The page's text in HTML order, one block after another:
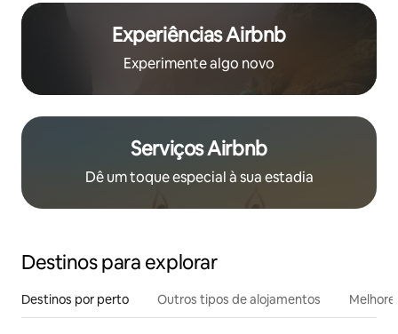
Experiências Airbnb
Experimente algo novo
Serviços Airbnb
Dê um toque especial à sua estadia
Destinos para explorar
Destinos por perto Outros tipos de alojamentos